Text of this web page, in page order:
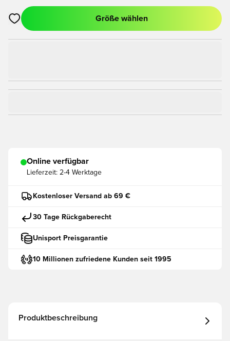
Öffnet ein Fenster zum Anmelden oder Registrieren als
Größe wählen
Online verfügbar
Lieferzeit: 2-4 Werktage
Kostenloser Versand ab 69 €
30 Tage Rückgaberecht
Unisport Preisgarantie
10 Millionen zufriedene Kunden seit 1995
Produktbeschreibung